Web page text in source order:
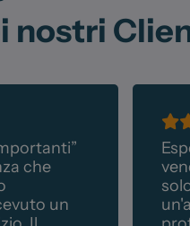
nostri
che
un